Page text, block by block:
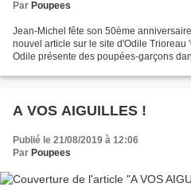
Par Poupees
Jean-Michel fête son 50ème
nouvel article sur le site d'Odile Trioreau
Odile présente des poupées-garçons
A VOS AIGUILLES !
Publié le 21/08/2019 à 12:06
Par Poupees